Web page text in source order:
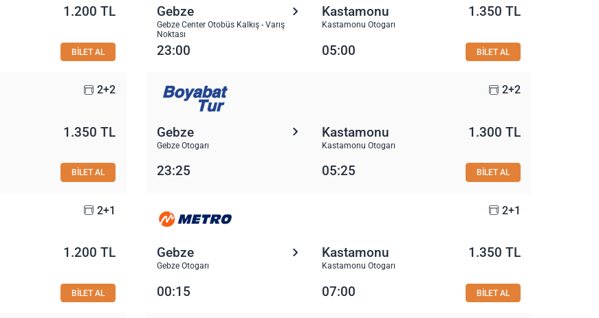
1.200 TL
BİLET AL
Gebze
Gebze Center Otobüs Kalkış - Varış
Noktası
Kastamonu
Kastamonu Otogarı
1.350 TL
23:00 05:00 BİLET AL
2+2
1.350 TL
BİLET AL
2+2
Gebze
Gebze Otogarı
Kastamonu
Kastamonu Otogarı
1.300 TL
23:25 05:25 BİLET AL
2+1
1.200 TL
BİLET AL
2+1
Gebze
Gebze Otogarı
Kastamonu
Kastamonu Otogarı
1.350 TL
00:15 07:00 BİLET AL